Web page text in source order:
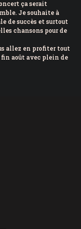
ça serait
Je souhaite à
de succès et surtout
chansons pour de
allez en profiter tout
août avec plein de